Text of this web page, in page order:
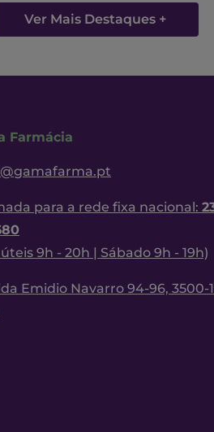
Ver Mais Destaques +
Farmácia
para a rede fixa nacional:
9h - 20h | Sábado 9h - 19h)
Emidio Navarro 94-96, 3500-